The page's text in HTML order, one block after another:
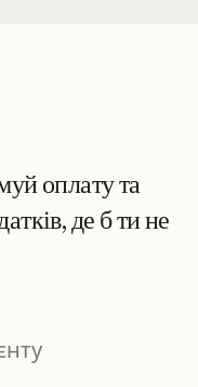
уйоплатута
атків,дебтине